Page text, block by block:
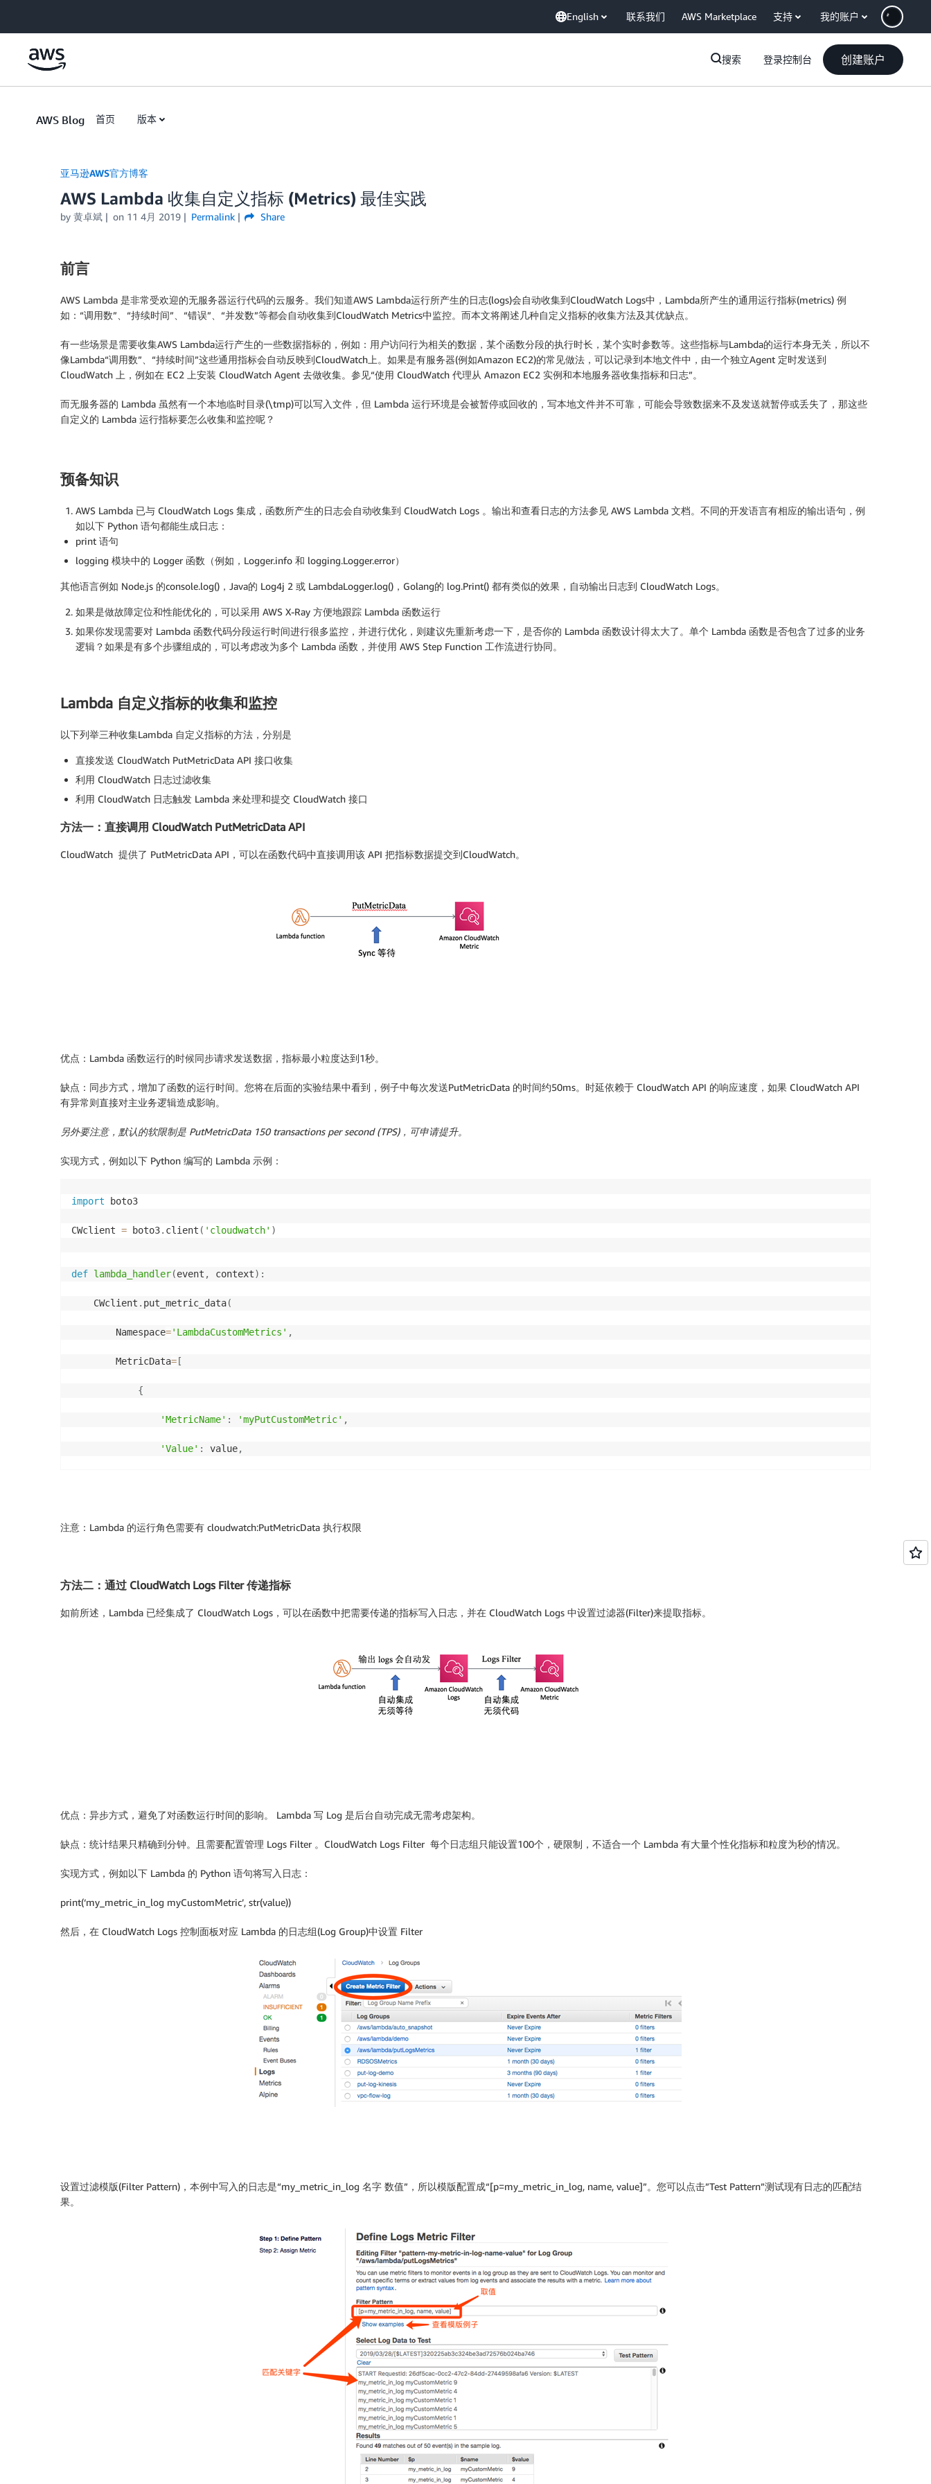
English 联系我们 AWS Marketplace 支持 我的账户
搜索 登录控制台 创建账户
AWS Blog 首页 版本
亚马逊AWS官方博客
AWS Lambda 收集自定义指标 (Metrics) 最佳实践
by 黄卓斌 on 11 4月 2019 Permalink Share
前言
AWS Lambda 是非常受欢迎的无服务器运行代码的云服务。我们知道AWS Lambda运行所产生的日志(logs)会自动收集到CloudWatch Logs中，Lambda所产生的通用运行指标(metrics) 例
如：“调用数”、“持续时间”、“错误”、“并发数”等都会自动收集到CloudWatch Metrics中监控。而本文将阐述几种自定义指标的收集方法及其优缺点。
有一些场景是需要收集AWS Lambda运行产生的一些数据指标的，例如：用户访问行为相关的数据，某个函数分段的执行时长，某个实时参数等。这些指标与Lambda的运行本身无关，所以不
像Lambda“调用数”、“持续时间”这些通用指标会自动反映到CloudWatch上。如果是有服务器(例如Amazon EC2)的常见做法，可以记录到本地文件中，由一个独立Agent 定时发送到
CloudWatch 上，例如在 EC2 上安装 CloudWatch Agent 去做收集。参见“使用 CloudWatch 代理从 Amazon EC2 实例和本地服务器收集指标和日志”。
而无服务器的 Lambda 虽然有一个本地临时目录(\tmp)可以写入文件，但 Lambda 运行环境是会被暂停或回收的，写本地文件并不可靠，可能会导致数据来不及发送就暂停或丢失了，那这些
自定义的 Lambda 运行指标要怎么收集和监控呢？
预备知识
AWS Lambda 已与 CloudWatch Logs 集成，函数所产生的日志会自动收集到 CloudWatch Logs 。输出和查看日志的方法参见 AWS Lambda 文档。不同的开发语言有相应的输出语句，例
如以下 Python 语句都能生成日志：
print 语句
logging 模块中的 Logger 函数（例如，Logger.info 和 logging.Logger.error）
其他语言例如 Node.js 的console.log()，Java的 Log4j 2 或 LambdaLogger.log()，Golang的 log.Print() 都有类似的效果，自动输出日志到 CloudWatch Logs。
如果是做故障定位和性能优化的，可以采用 AWS X-Ray 方便地跟踪 Lambda 函数运行
如果你发现需要对 Lambda 函数代码分段运行时间进行很多监控，并进行优化，则建议先重新考虑一下，是否你的 Lambda 函数设计得太大了。单个 Lambda 函数是否包含了过多的业务
逻辑？如果是有多个步骤组成的，可以考虑改为多个 Lambda 函数，并使用 AWS Step Function 工作流进行协同。
Lambda 自定义指标的收集和监控
以下列举三种收集Lambda 自定义指标的方法，分别是
直接发送 CloudWatch PutMetricData API 接口收集
利用 CloudWatch 日志过滤收集
利用 CloudWatch 日志触发 Lambda 来处理和提交 CloudWatch 接口
方法一：直接调用 CloudWatch PutMetricData API
CloudWatch 提供了 PutMetricData API，可以在函数代码中直接调用该 API 把指标数据提交到CloudWatch。
优点：Lambda 函数运行的时候同步请求发送数据，指标最小粒度达到1秒。
缺点：同步方式，增加了函数的运行时间。您将在后面的实验结果中看到，例子中每次发送PutMetricData 的时间约50ms。时延依赖于 CloudWatch API 的响应速度，如果 CloudWatch API
有异常则直接对主业务逻辑造成影响。
另外要注意，默认的软限制是 PutMetricData 150 transactions per second (TPS)，可申请提升。
实现方式，例如以下 Python 编写的 Lambda 示例：
import boto3
CWclient = boto3. client ( 'cloudwatch' )
def lambda_handler(event , context) :
    CWclient
. put_metric_data(
        Namespace
='LambdaCustomMetrics' ,
        MetricData
= [
{
'MetricName' : 'myPutCustomMetric' ,
'Value' : value,
return
注意：Lambda 的运行角色需要有 cloudwatch:PutMetricData 执行权限
方法二：通过 CloudWatch Logs Filter 传递指标
如前所述，Lambda 已经集成了 CloudWatch Logs，可以在函数中把需要传递的指标写入日志，并在 CloudWatch Logs 中设置过滤器(Filter)来提取指标。
优点：异步方式，避免了对函数运行时间的影响。 Lambda 写 Log 是后台自动完成无需考虑架构。
缺点：统计结果只精确到分钟。且需要配置管理 Logs Filter 。CloudWatch Logs Filter 每个日志组只能设置100个，硬限制，不适合一个 Lambda 有大量个性化指标和粒度为秒的情况。
实现方式，例如以下 Lambda 的 Python 语句将写入日志：
print(‘my_metric_in_log myCustomMetric’, str(value))
然后，在 CloudWatch Logs 控制面板对应 Lambda 的日志组(Log Group)中设置 Filter
设置过滤模版(Filter Pattern)，本例中写入的日志是“my_metric_in_log 名字 数值”，所以模版配置成“[p=my_metric_in_log, name, value]”。您可以点击”Test Pattern”测试现有日志的匹配结
果。